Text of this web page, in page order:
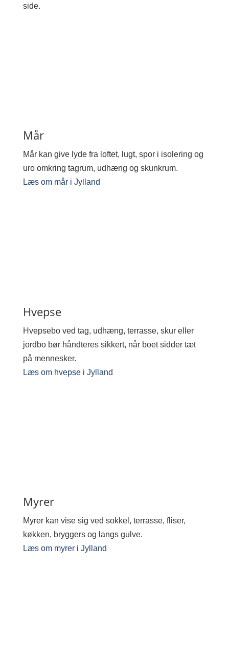
side.
Mår
Mår kan give lyde fra loftet, lugt, spor i isolering og
uro omkring tagrum, udhæng og skunkrum.
Læs om mår i Jylland
Hvepse
Hvepsebo ved tag, udhæng, terrasse, skur eller
jordbo bør håndteres sikkert, når boet sidder tæt
på mennesker.
Læs om hvepse i Jylland
Myrer
Myrer kan vise sig ved sokkel, terrasse, fliser,
køkken, bryggers og langs gulve.
Læs om myrer i Jylland